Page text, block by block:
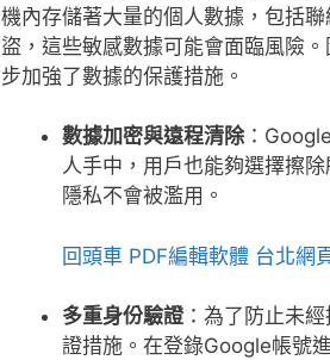
機內存儲著大量的個人數據，包括
盜，這些敏感數據可能會面臨風險
步加強了數據的保護措施。
數據加密與遠程清除：
人手中，用戶也能夠選擇擦
隱私不會被濫用。
回頭車 PDF編輯軟體 台北網
多重身份驗證 ：為了防止未
證措施。在登錄Google帳號